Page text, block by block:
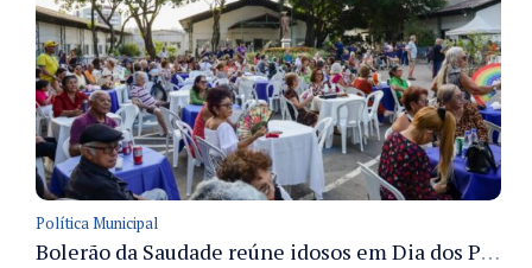
Política Municipal
Bolerão da Saudade reúne idosos em Dia dos Pais promovido pela Fundação Dr. Thomas em Manaus